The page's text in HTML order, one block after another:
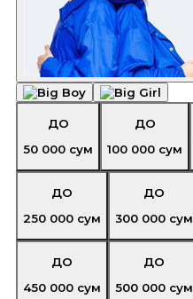
ДО
50 000 сум
ДО
100 000 сум
ДО
250 000 сум
ДО
300 000 сум
ДО
450 000 сум
ДО
500 000 сум